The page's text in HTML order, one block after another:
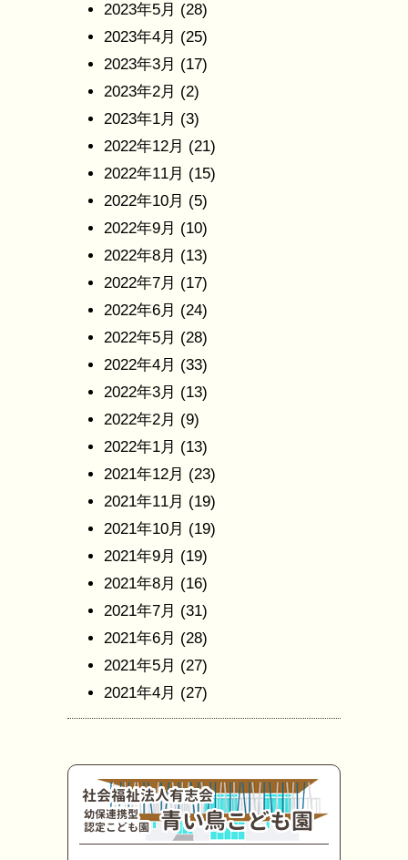
2023年5月 (28)
2023年4月 (25)
2023年3月 (17)
2023年2月 (2)
2023年1月 (3)
2022年12月 (21)
2022年11月 (15)
2022年10月 (5)
2022年9月 (10)
2022年8月 (13)
2022年7月 (17)
2022年6月 (24)
2022年5月 (28)
2022年4月 (33)
2022年3月 (13)
2022年2月 (9)
2022年1月 (13)
2021年12月 (23)
2021年11月 (19)
2021年10月 (19)
2021年9月 (19)
2021年8月 (16)
2021年7月 (31)
2021年6月 (28)
2021年5月 (27)
2021年4月 (27)